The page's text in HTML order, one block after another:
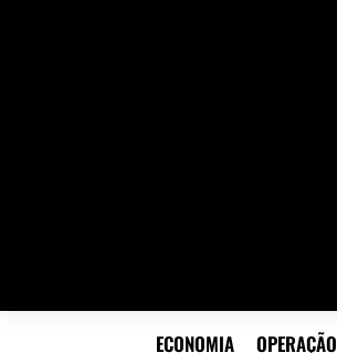
ECONOMIA OPERAÇÃO